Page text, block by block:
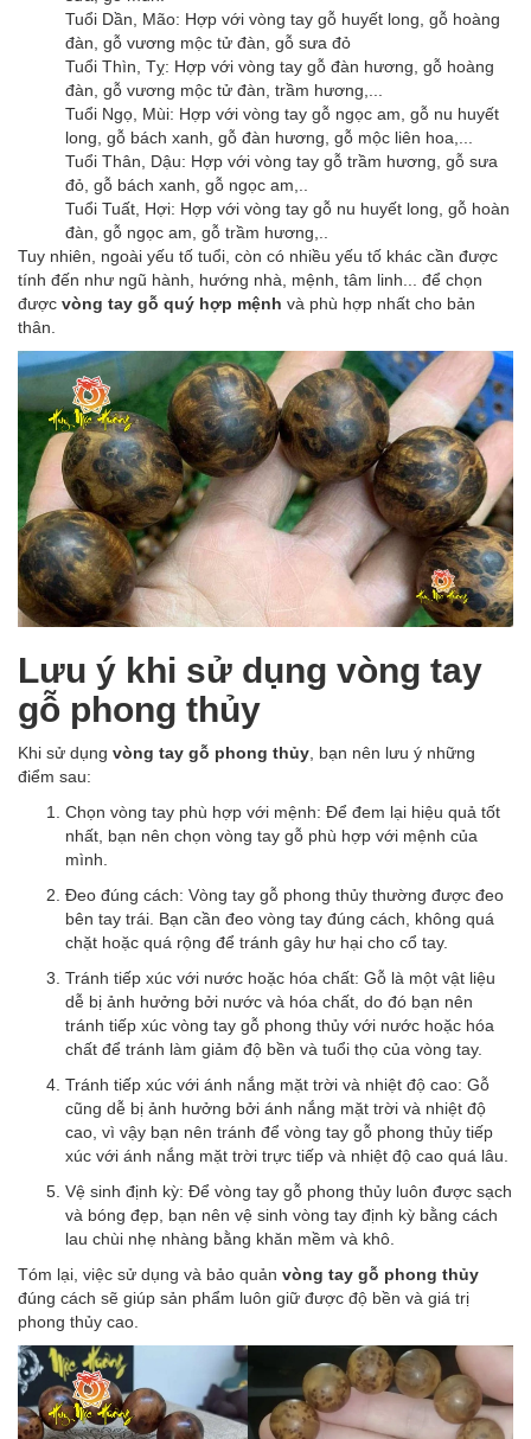
Tuổi Dần, Mão: Hợp với vòng tay gỗ huyết long, gỗ hoàng
đàn, gỗ vương mộc tử đàn, gỗ sưa đỏ
Tuổi Thìn, Tỵ: Hợp với vòng tay gỗ đàn hương, gỗ hoàng
đàn, gỗ vương mộc tử đàn, trầm hương,...
Tuổi Ngọ, Mùi: Hợp với vòng tay gỗ ngọc am, gỗ nu huyết
long, gỗ bách xanh, gỗ đàn hương, gỗ mộc liên hoa,...
Tuổi Thân, Dậu: Hợp với vòng tay gỗ trầm hương, gỗ sưa
đỏ, gỗ bách xanh, gỗ ngọc am,..
Tuổi Tuất, Hợi: Hợp với vòng tay gỗ nu huyết long, gỗ hoàn
đàn, gỗ ngọc am, gỗ trầm hương,..
Tuy nhiên, ngoài yếu tố tuổi, còn có nhiều yếu tố khác cần được
tính đến như ngũ hành, hướng nhà, mệnh, tâm linh... để chọn
được vòng tay gỗ quý hợp mệnh và phù hợp nhất cho bản
thân.
Lưu ý khi sử dụng vòng tay
gỗ phong thủy
Khi sử dụng vòng tay gỗ phong thủy , bạn nên lưu ý những
điểm sau:
Chọn vòng tay phù hợp với mệnh: Để đem lại hiệu quả tốt
nhất, bạn nên chọn vòng tay gỗ phù hợp với mệnh của
mình.
Đeo đúng cách: Vòng tay gỗ phong thủy thường được đeo
bên tay trái. Bạn cần đeo vòng tay đúng cách, không quá
chặt hoặc quá rộng để tránh gây hư hại cho cổ tay.
Tránh tiếp xúc với nước hoặc hóa chất: Gỗ là một vật liệu
dễ bị ảnh hưởng bởi nước và hóa chất, do đó bạn nên
tránh tiếp xúc vòng tay gỗ phong thủy với nước hoặc hóa
chất để tránh làm giảm độ bền và tuổi thọ của vòng tay.
Tránh tiếp xúc với ánh nắng mặt trời và nhiệt độ cao: Gỗ
cũng dễ bị ảnh hưởng bởi ánh nắng mặt trời và nhiệt độ
cao, vì vậy bạn nên tránh để vòng tay gỗ phong thủy tiếp
xúc với ánh nắng mặt trời trực tiếp và nhiệt độ cao quá lâu.
Vệ sinh định kỳ: Để vòng tay gỗ phong thủy luôn được sạch
và bóng đẹp, bạn nên vệ sinh vòng tay định kỳ bằng cách
lau chùi nhẹ nhàng bằng khăn mềm và khô.
Tóm lại, việc sử dụng và bảo quản vòng tay gỗ phong thủy
đúng cách sẽ giúp sản phẩm luôn giữ được độ bền và giá trị
phong thủy cao.